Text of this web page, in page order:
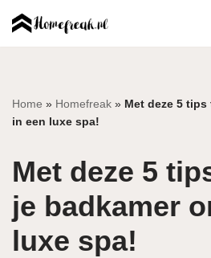
inhoud
Home » Homefreak » Met deze 5
in een luxe spa!
Met deze 5
je badkamer
luxe spa!